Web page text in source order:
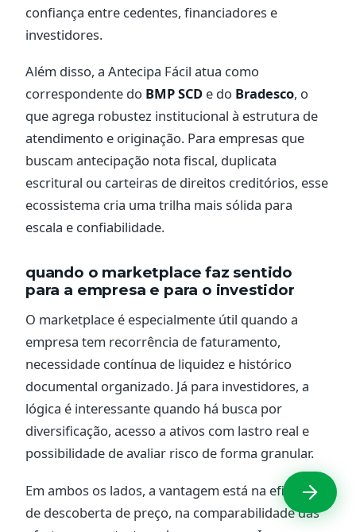
confiança entre cedentes, financiadores e
investidores.
Além disso, a Antecipa Fácil atua como
correspondente do BMP SCD e do Bradesco, o
que agrega robustez institucional à estrutura de
atendimento e originação. Para empresas que
buscam antecipação nota fiscal, duplicata
escritural ou carteiras de direitos creditórios, esse
ecossistema cria uma trilha mais sólida para
escala e confiabilidade.
quando o marketplace faz sentido
para a empresa e para o investidor
O marketplace é especialmente útil quando a
empresa tem recorrência de faturamento,
necessidade contínua de liquidez e histórico
documental organizado. Já para investidores, a
lógica é interessante quando há busca por
diversificação, acesso a ativos com lastro real e
possibilidade de avaliar risco de forma granular.
Em ambos os lados, a vantagem está na eficiência
de descoberta de preço, na comparabilidade das